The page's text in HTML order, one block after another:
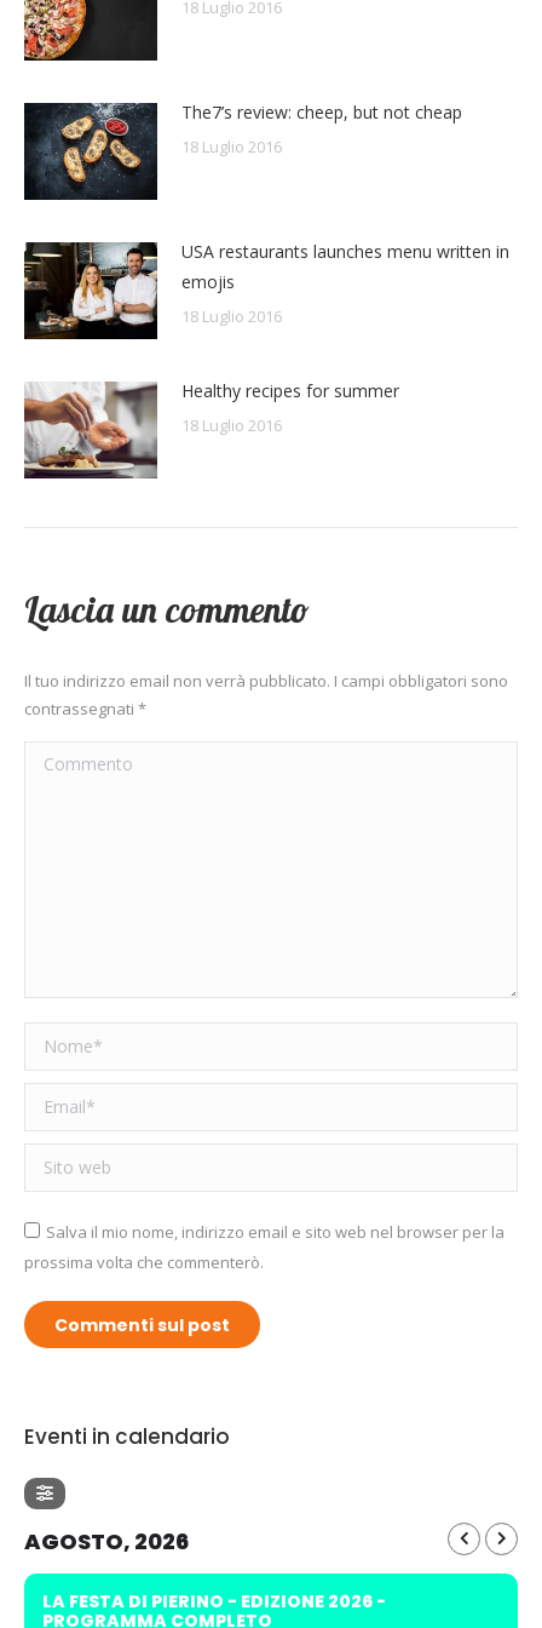
18 Luglio 2016
The7’s review: cheep, but not cheap
18 Luglio 2016
USA restaurants launches menu written in
emojis
18 Luglio 2016
Healthy recipes for summer
18 Luglio 2016
Lascia un commento
Il tuo indirizzo email non verrà pubblicato. I campi obbligatori sono
contrassegnati *
Commento
Nome *
Email *
Sito web
Salva il mio nome, indirizzo email e sito web nel browser per la
prossima volta che commenterò.
Commenti sul post
Eventi in calendario
AGOSTO, 2026
LA FESTA DI PIERINO - EDIZIONE 2026 -
PROGRAMMA COMPLETO